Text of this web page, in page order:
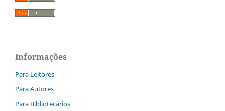
Informações
Para Leitores
Para Autores
Para Bibliotecários